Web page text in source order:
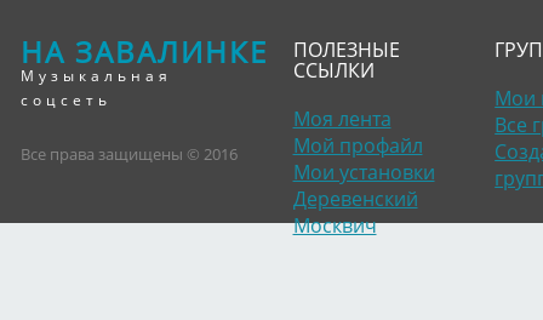
НА ЗАВАЛИНКЕ
Музыкальная
соцсеть
Все права защищены © 2016
ПОЛЕЗНЫЕ
ССЫЛКИ
Моя лента
Мой профайл
Мои установки
Деревенский
Москвич
Мои
Все